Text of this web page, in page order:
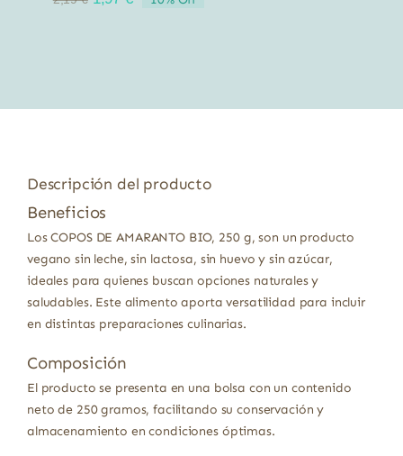
Descripción del producto
Beneficios
Los COPOS DE AMARANTO BIO, 250 g, son un producto
vegano sin leche, sin lactosa, sin huevo y sin azúcar,
ideales para quienes buscan opciones naturales y
saludables. Este alimento aporta versatilidad para incluir
en distintas preparaciones culinarias.
Composición
El producto se presenta en una bolsa con un contenido
neto de 250 gramos, facilitando su conservación y
almacenamiento en condiciones óptimas.